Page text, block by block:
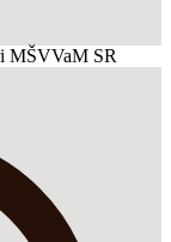
MŠVVaM SR